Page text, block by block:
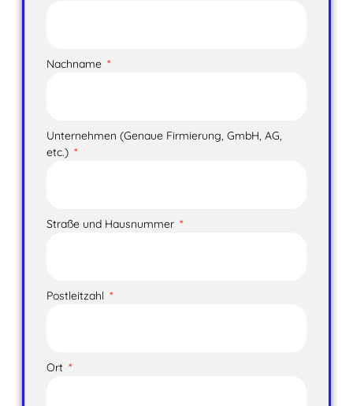
Nachname
Unternehmen (Genaue Firmierung, GmbH, AG,
etc.)
Straße und Hausnummer
Postleitzahl
Ort